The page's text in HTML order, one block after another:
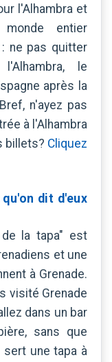
l'Alhambra et
entier
ne pas quitter
le
après la
n'ayez pas
à l'Alhambra
billets? Cliquez
dit d'eux
la tapa" est
et une
à Grenade.
visité Grenade
dans un bar
sans que
sert une tapa à